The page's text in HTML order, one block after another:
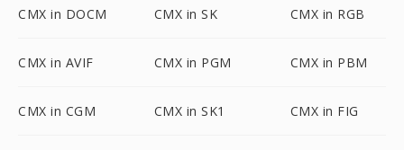
CMX in DOCM CMX in SK CMX in RGB
CMX in AVIF CMX in PGM CMX in PBM
CMX in CGM CMX in SK1 CMX in FIG